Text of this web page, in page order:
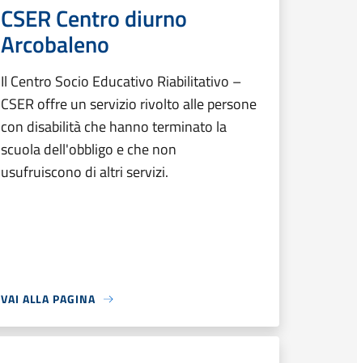
CSER Centro diurno
Arcobaleno
Il Centro Socio Educativo Riabilitativo –
CSER offre un servizio rivolto alle persone
con disabilità che hanno terminato la
scuola dell'obbligo e che non
usufruiscono di altri servizi.
VAI ALLA PAGINA